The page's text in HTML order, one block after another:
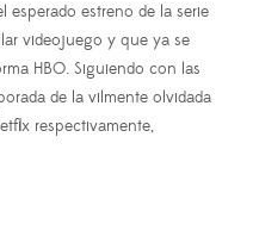
esperado estreno de la serie
videojuego y que ya se
HBO. Siguiendo con las
de la vilmente olvidada
respectivamente,